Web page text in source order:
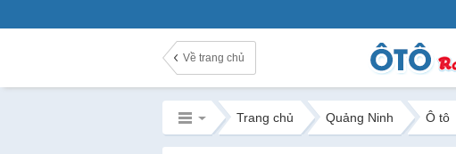
Về trang chủ
Trang chủ Quảng Ninh Ô tô